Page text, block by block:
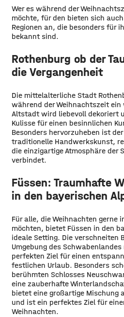
Wer es während der
möchte, für den bieten sich
Regionen an, die besonders für
bekannt sind.
Rothenburg ob der
die Vergangenheit
Die mittelalterliche Stadt
während der Weihnachtszeit ein
Altstadt wird liebevoll dekoriert
Kulisse für einen besinnlichen
Besonders hervorzuheben ist
traditionelle Handwerkskunst,
die einzigartige Atmosphäre der
verbindet.
Füssen: Traumhafte
in den bayerischen
Für alle, die Weihnachten gerne
möchten, bietet Füssen in den
ideale Setting. Die verschneiten
Umgebung des
perfekten Ziel für einen
festlichen Urlaub. Besonders
berühmten Schlosses
eine zauberhafte
bietet eine großartige Mischung
und ist ein perfektes Ziel für
Weihnachten.